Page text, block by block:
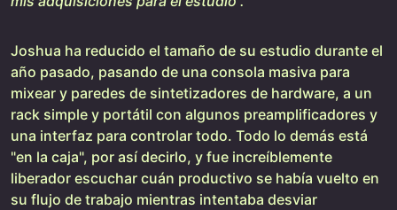
Joshua ha reducido el tamaño de su estudio durante el
año pasado, pasando de una consola masiva para
mixear y paredes de sintetizadores de hardware, a un
rack simple y portátil con algunos preamplificadores y
una interfaz para controlar todo. Todo lo demás está
"en la caja", por así decirlo, y fue increíblemente
liberador escuchar cuán productivo se había vuelto en
su flujo de trabajo mientras intentaba desviar